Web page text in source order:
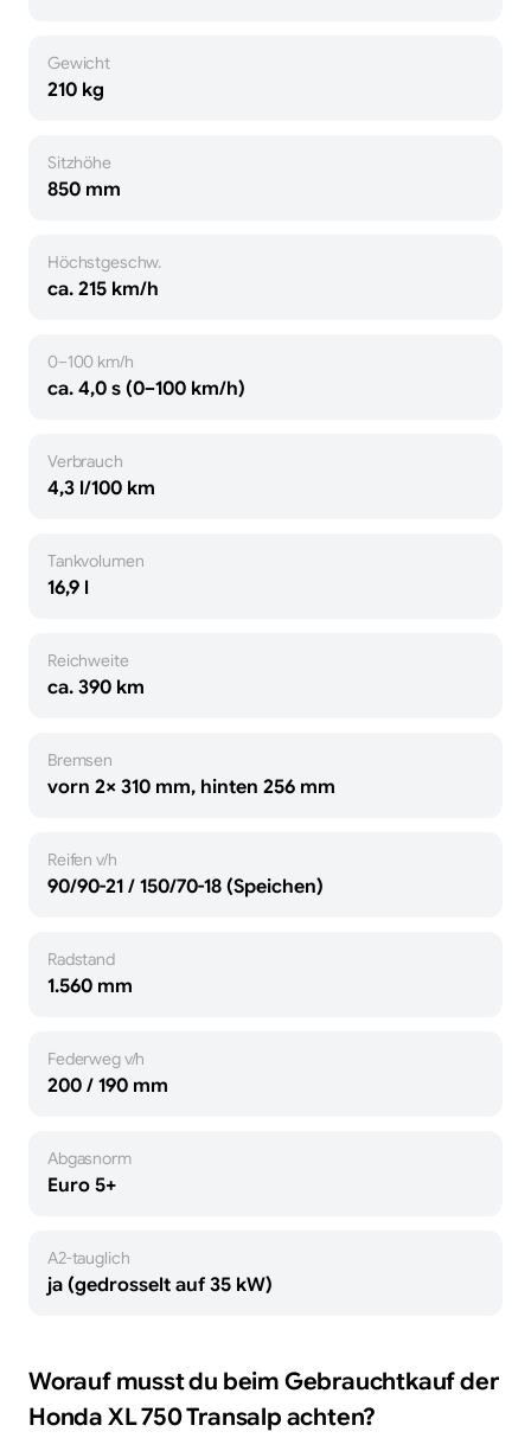
Gewicht
210 kg
Sitzhöhe
850 mm
Höchstgeschw.
ca. 215 km/h
0–100 km/h
ca. 4,0 s (0–100 km/h)
Verbrauch
4,3 l/100 km
Tankvolumen
16,9 l
Reichweite
ca. 390 km
Bremsen
vorn 2× 310 mm, hinten 256 mm
Reifen v/h
90/90-21 / 150/70-18 (Speichen)
Radstand
1.560 mm
Federweg v/h
200 / 190 mm
Abgasnorm
Euro 5+
A2-tauglich
ja (gedrosselt auf 35 kW)
Worauf musst du beim Gebrauchtkauf der
HondaXL 750 Transalpachten?